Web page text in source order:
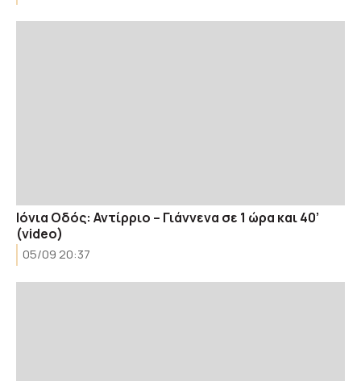
Ιόνια Οδός: Αντίρριο – Γιάννενα σε 1 ώρα και 40’
(video)
05/09 20:37